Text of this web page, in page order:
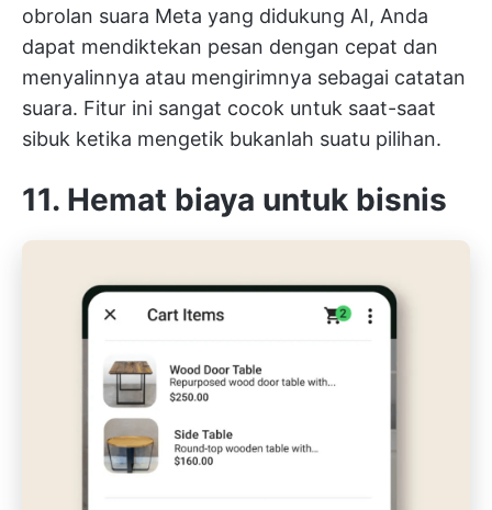
obrolan suara Meta yang didukung AI, Anda
dapat mendiktekan pesan dengan cepat dan
menyalinnya atau mengirimnya sebagai catatan
suara. Fitur ini sangat cocok untuk saat-saat
sibuk ketika mengetik bukanlah suatu pilihan.
11. Hemat biaya untuk bisnis